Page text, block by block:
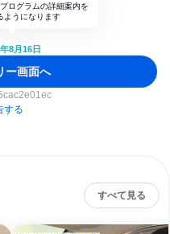
ログラムの詳細案内を
ようになります
8月16日
ー画面へ
する
すべて見る